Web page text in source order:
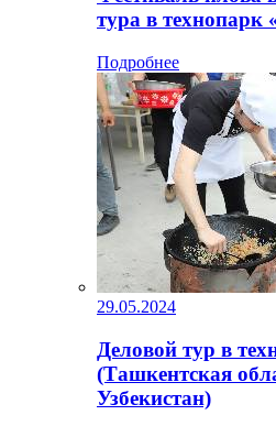
тура в технопарк
Подробнее
29.05.2024
Деловой тур в
(Ташкентская
Узбекистан)